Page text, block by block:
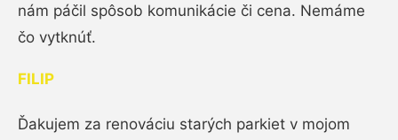
nám páčil spôsob komunikácie či cena. Nemáme
čo vytknúť.
FILIP
Ďakujem za renováciu starých parkiet v mojom